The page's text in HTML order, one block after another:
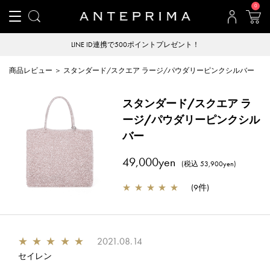
0
LINE ID連携で500ポイントプレゼント！
商品レビュー ＞ スタンダード/スクエア ラージ/パウダリーピンクシルバー
スタンダード/スクエア ラ
ージ/パウダリーピンクシル
バー
49,000yen (税込 53,900yen)
★ ★ ★ ★ ★ (9件)
★ ★ ★ ★ ★ 2021.08.14
セイレン